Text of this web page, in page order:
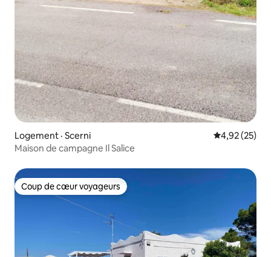
Logement · Scerni Note
4,92 (25)
Maison de campagne Il Salice
Coup de cœur voyageurs
Coup de cœur voyageurs